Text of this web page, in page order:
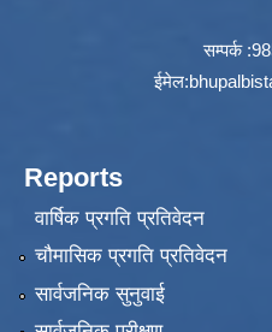
सम्पर्क
ईमेल:
Reports
वार्षिक प्रगति प्रतिवेदन
चौमासिक प्रगति प्रतिवेदन
सार्वजनिक सुनुवाई